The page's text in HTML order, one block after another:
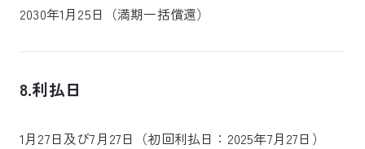
2030年1月25日（満期一括償還）
8.利払日
1月27日及び7月27日（初回利払日：2025年7月27日）